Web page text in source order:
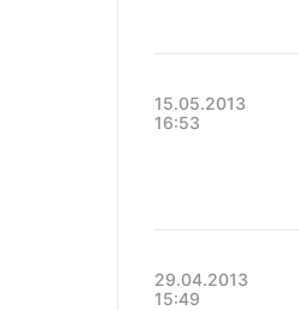
15.05.2013
16:53
29.04.2013
15:49